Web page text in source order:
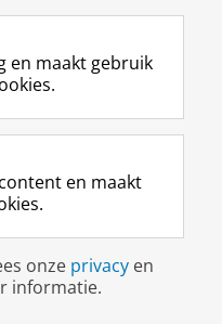
navigeert
wereld van het brein
als ze er onderweg
andere blik naar
geen mens
en maakt gebruik
en maakt
onze privacy en
informatie.